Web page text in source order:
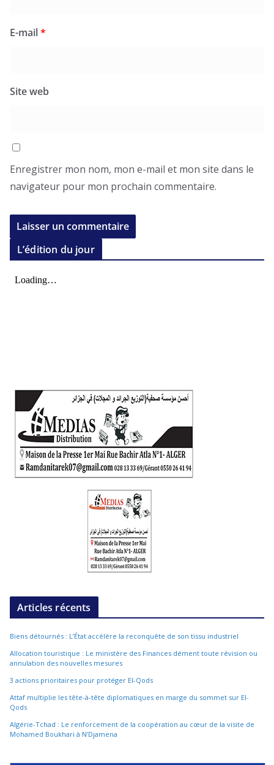
E-mail*
Site web
Enregistrer mon nom, mon e-mail et mon site dans le
navigateur pour mon prochain commentaire.
L’édition du jour
Articles récents
Biens détournés : L’État accélère la reconquête de son tissu industriel
Allocation touristique : Le ministère des Finances dément toute révision ou
annulation des nouvelles mesures
3 actions prioritaires pour protéger El-Qods
Attaf multiplie les tête-à-tête diplomatiques en marge du sommet sur El-
Qods
Algérie-Tchad : Le renforcement de la coopération au cœur de la visite de
Mohamed Boukhari à N’Djamena